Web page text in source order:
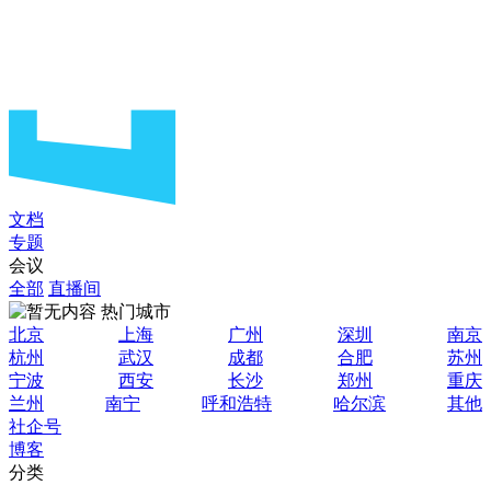
文档
专题
会议
全部 直播间
热门城市
北京
上海 广州 深圳
南京
杭州
武汉 成都 合肥
苏州
宁波
西安 长沙 郑州
重庆
兰州
南宁 呼和浩特 哈尔滨
其他
社企号
博客
分类